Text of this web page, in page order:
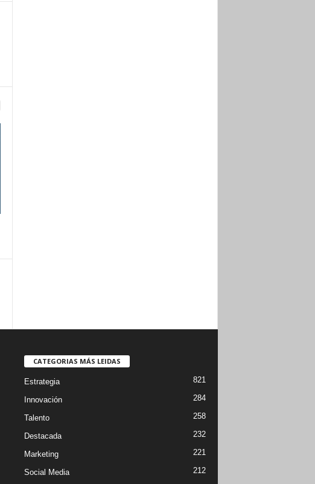
CATEGORIAS MÁS LEIDAS
Estrategia 821
Innovación 284
Talento 258
Destacada 232
Marketing 221
Social Media
212